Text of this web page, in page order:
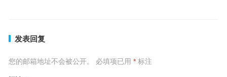
发表回复
您的邮箱地址不会被公开。 必填项已用 *标注